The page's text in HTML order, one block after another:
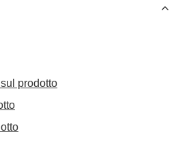
prodotto